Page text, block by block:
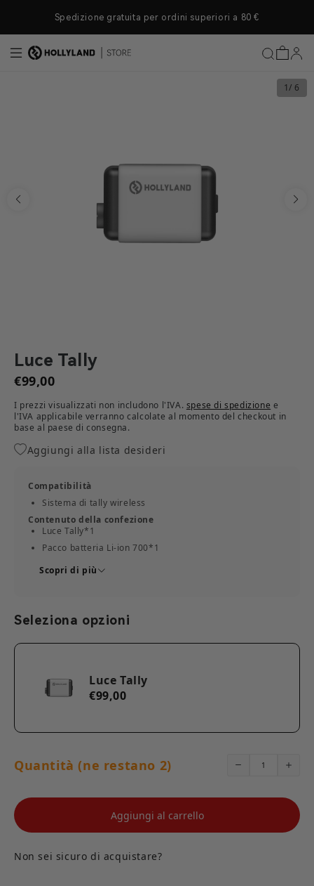
ai contenuti
Spedizione gratuita per ordini superiori a 80 €
1/ 6
Luce Tally
€99,00
I prezzi visualizzati non includono l'IVA. spese di spedizione e
l'IVA applicabile verranno calcolate al momento del checkout in
base al paese di consegna.​
Aggiungi alla lista desideri
Compatibilità
Sistema di tally wireless
Contenuto della confezione
Luce Tally*1
Pacco batteria Li-ion 700*1
Adesivi numerici*1
Scopri di più
Seleziona opzioni
Luce Tally
€99,00
Quantità (ne restano 2)
Aggiungi al carrello
Non sei sicuro di acquistare?